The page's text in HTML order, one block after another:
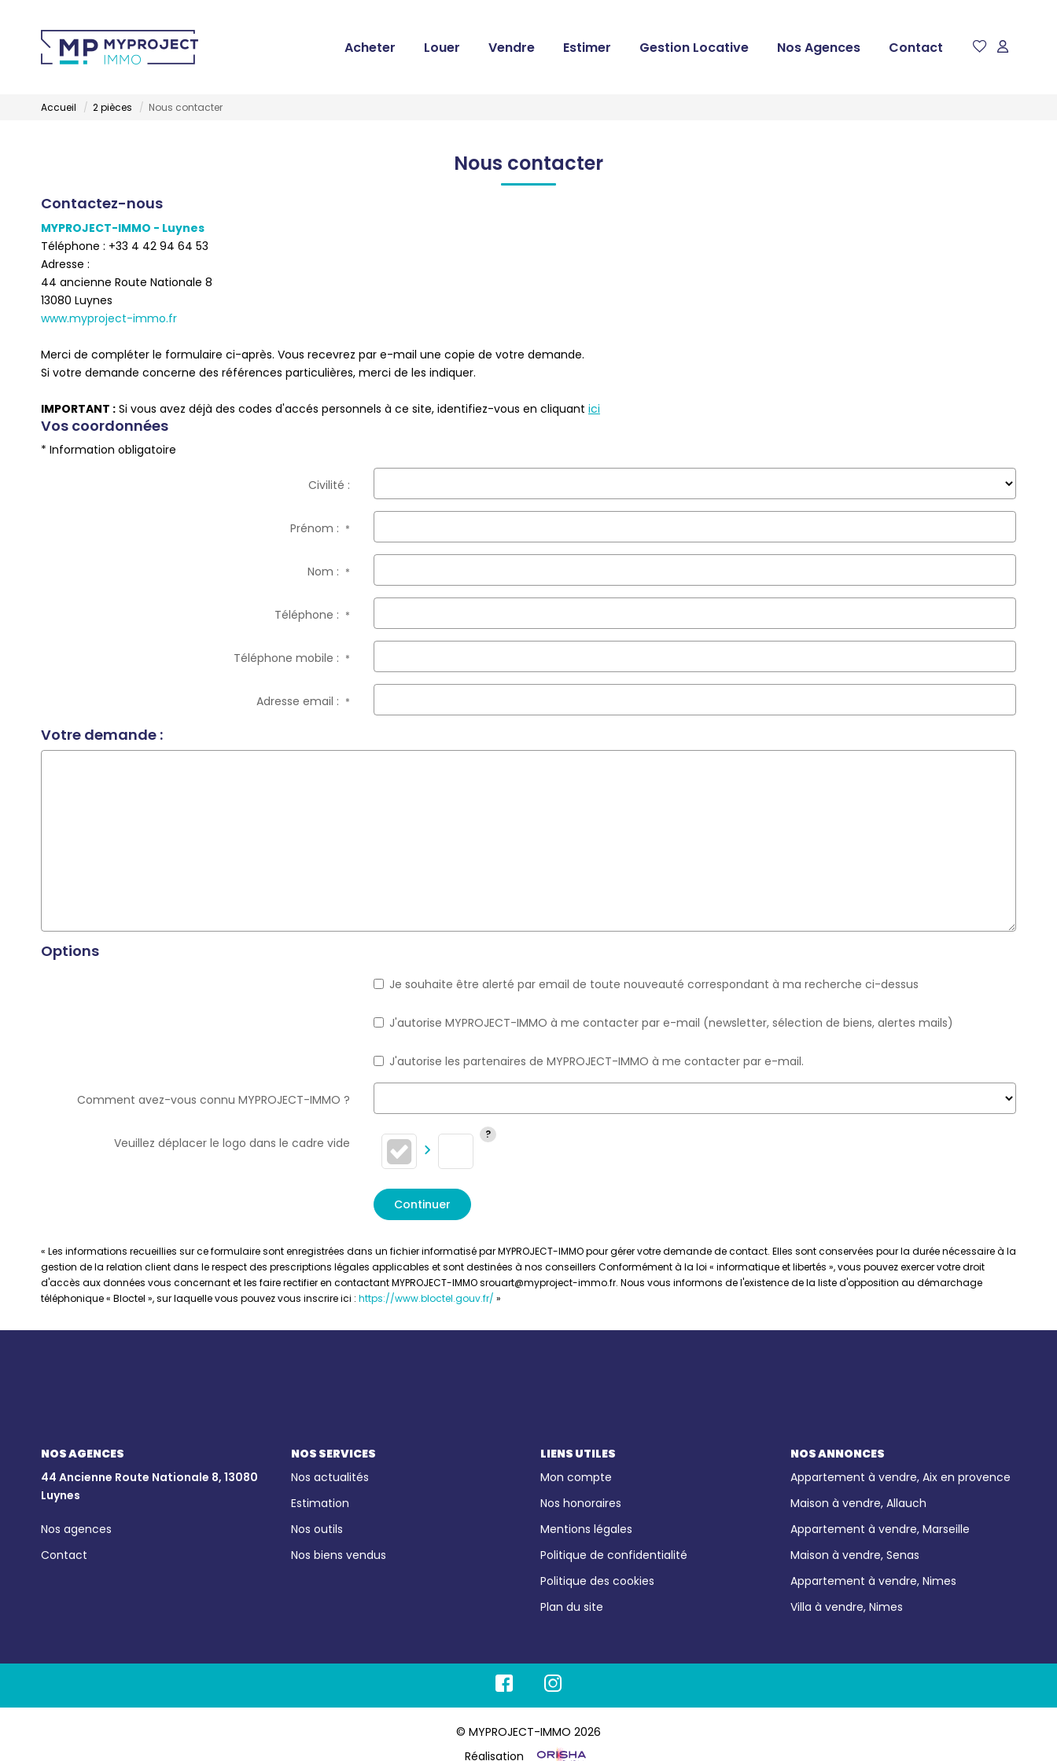
Acheter Louer Vendre Estimer Gestion Locative Nos Agences Contact
Accueil 2 pièces Nous contacter
Nous contacter
Contactez-nous
MYPROJECT-IMMO - Luynes
Téléphone : +33 4 42 94 64 53
Adresse :
44 ancienne Route Nationale 8
13080 Luynes
www.myproject-immo.fr
Merci de compléter le formulaire ci-après. Vous recevrez par e-mail une copie de votre demande.
Si votre demande concerne des références particulières, merci de les indiquer.
IMPORTANT : Si vous avez déjà des codes d'accés personnels à ce site, identifiez-vous en cliquant ici
Vos coordonnées
* Information obligatoire
Civilité :
Prénom : *
Nom : *
Téléphone : *
Téléphone mobile : *
Adresse email : *
Votre demande :
Options
Je souhaite être alerté par email de toute nouveauté correspondant à ma recherche ci-dessus
J'autorise MYPROJECT-IMMO à me contacter par e-mail (newsletter, sélection de biens, alertes mails)
J'autorise les partenaires de MYPROJECT-IMMO à me contacter par e-mail.
Comment avez-vous connu MYPROJECT-IMMO ?
Veuillez déplacer le logo dans le cadre vide
Continuer
« Les informations recueillies sur ce formulaire sont enregistrées dans un fichier informatisé par MYPROJECT-IMMO pour gérer votre demande de contact. Elles sont conservées pour la durée nécessaire à la
gestion de la relation client dans le respect des prescriptions légales applicables et sont destinées à nos conseillers Conformément à la loi « informatique et libertés », vous pouvez exercer votre droit
d'accès aux données vous concernant et les faire rectifier en contactant MYPROJECT-IMMO srouart@myproject-immo.fr. Nous vous informons de l'existence de la liste d'opposition au démarchage
téléphonique « Bloctel », sur laquelle vous pouvez vous inscrire ici : https://www.bloctel.gouv.fr/ »
NOS AGENCES
44 Ancienne Route Nationale 8, 13080
Luynes
Nos agences
Contact
NOS SERVICES
Nos actualités
Estimation
Nos outils
Nos biens vendus
LIENS UTILES
Mon compte
Nos honoraires
Mentions légales
Politique de confidentialité
Politique des cookies
Plan du site
NOS ANNONCES
Appartement à vendre, Aix en provence
Maison à vendre, Allauch
Appartement à vendre, Marseille
Maison à vendre, Senas
Appartement à vendre, Nimes
Villa à vendre, Nimes
© MYPROJECT-IMMO 2026
Réalisation